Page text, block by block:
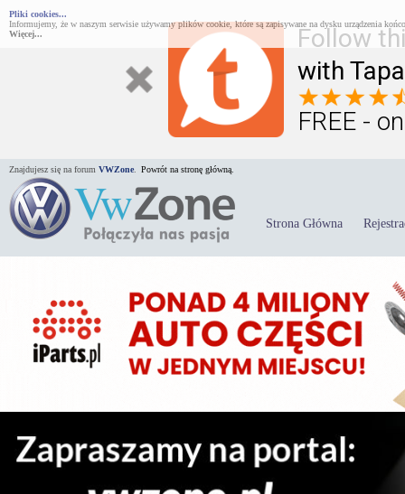
Follow
with
FREE -
Pliki cookies...
Informujemy, że w naszym serwisie używamy plików cookie, które są zapisywane na dysku urządzenia
Więcej...
Znajdujesz się na forum VWZone Powrót na stronę główną.
Strona Główna